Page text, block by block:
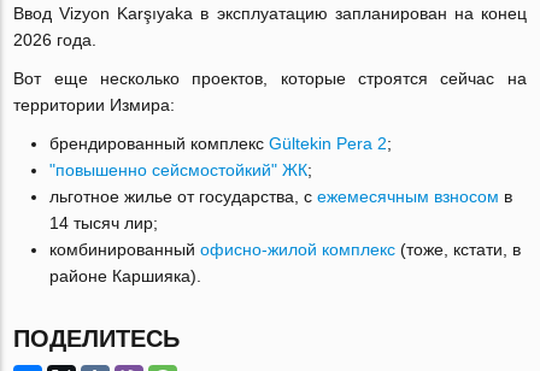
Ввод Vizyon Karşıyaka в эксплуатацию запланирован на конец
2026 года.
Вот еще несколько проектов, которые строятся сейчас на
территории Измира:
брендированный комплексGültekin Pera 2;
"повышенно сейсмостойкий" ЖК;
льготное жилье от государства, сежемесячным взносом в
14 тысяч лир;
комбинированныйофисно-жилой комплекс (тоже, кстати, в
районе Каршияка).
ПОДЕЛИТЕСЬ